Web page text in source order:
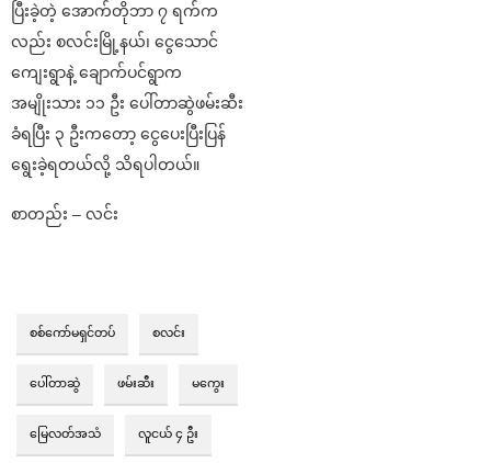
ပြီးခဲ့တဲ့ အောက်တိုဘာ ၇ ရက်က
လည်း စလင်းမြို့နယ်၊ ငွေသောင်
ကျေးရွာနဲ့ ချောက်ပင်ရွာက
အမျိုးသား ၁၁ ဦး ပေါ်တာဆွဲဖမ်းဆီး
ခံရပြီး ၃ ဦးကတော့ ငွေပေးပြီးပြန်
ရွေးခဲ့ရတယ်လို့ သိရပါတယ်။
စာတည်း – လင်း
စစ်ကော်မရှင်တပ် စလင်း
ပေါ်တာဆွဲ ဖမ်းဆီး မကွေး
မြေလတ်အသံ လူငယ် ၄ ဦး